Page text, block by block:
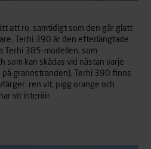
att ro, samtidigt som den går glatt
Terhi 390 är den efterlängtade
Terhi 385-modellen, som
som kan skådas vid nästan varje
grannstranden). Terhi 390 finns
ren vit, pigg orange och
vit interiör.